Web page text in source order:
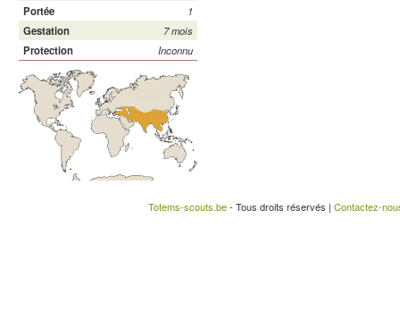
Portée
1
Gestation
7 mois
Protection
Inconnu
Totems-scouts.be- Tous droits réservés | Contactez-